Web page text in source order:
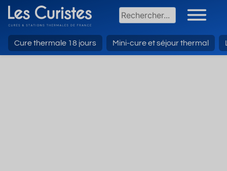
Cure thermale 18 jours Mini-cure et séjour thermal